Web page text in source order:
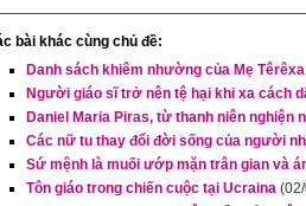
bài khác cùng chủ đề:
Danh sách khiêm nhường của Mẹ Têrêxa
Người giáo sĩ trở nên tệ hại khi xa cách
Daniel Maria Piras, từ thanh niên nghiện
Các nữ tu thay đổi đời sống của người
Sứ mệnh là muối ướp mặn trân gian và
Tôn giáo trong chiến cuộc tại Ucraina